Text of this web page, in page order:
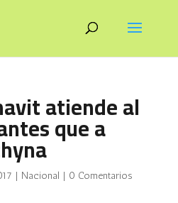
atiende al
que a
| Nacional | 0 Comentarios